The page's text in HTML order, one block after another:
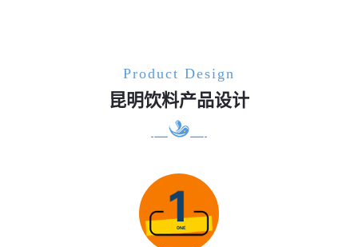
Product Design
昆明饮料产品设计